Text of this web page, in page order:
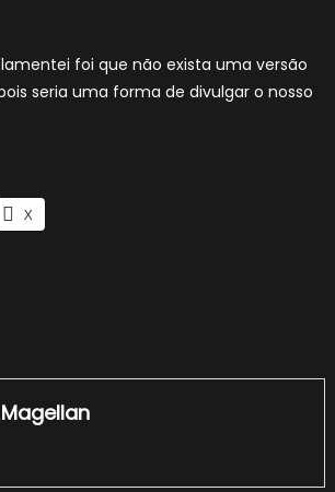
foi que não exista uma versão
seria uma forma de divulgar o nosso
X